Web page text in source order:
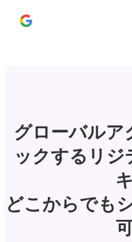
グローバルア
ックするリジ
どこからでも